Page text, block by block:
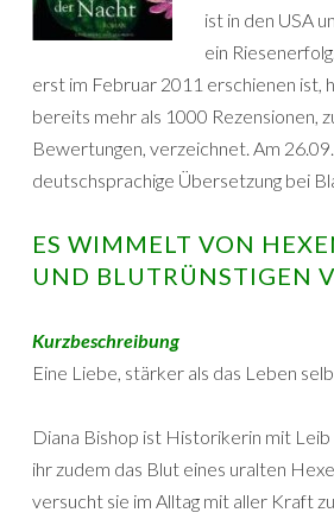
ist in den USA
ein
erst im Februar 2011 erschienen ist,
bereits mehr als 1000 Rezensionen,
Bewertungen, verzeichnet. Am
deutschsprachige Übersetzung bei
ES WIMMELT VON
UND BLUTRÜNSTIGEN
Kurzbeschreibung
Eine Liebe, stärker als das Leben
Diana Bishop ist Historikerin mit Leib
ihr zudem das Blut eines uralten
versucht sie im Alltag mit aller Kraft